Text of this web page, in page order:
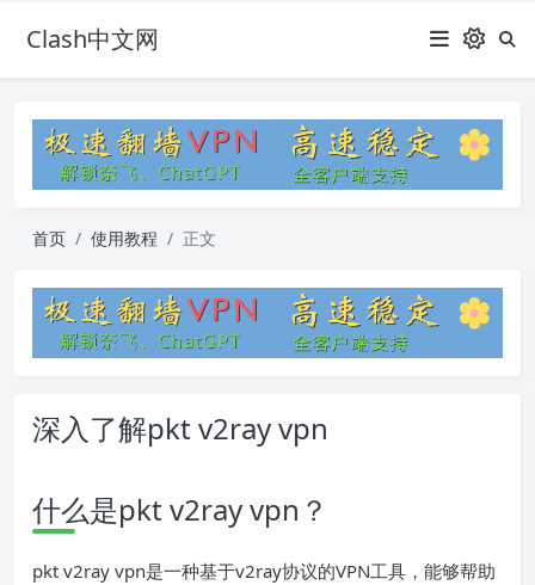
Clash中文网
首页 使用教程 正文
深入了解pkt v2ray vpn
什么是pkt v2ray vpn？
pkt v2ray vpn是一种基于v2ray协议的VPN工具，能够帮助